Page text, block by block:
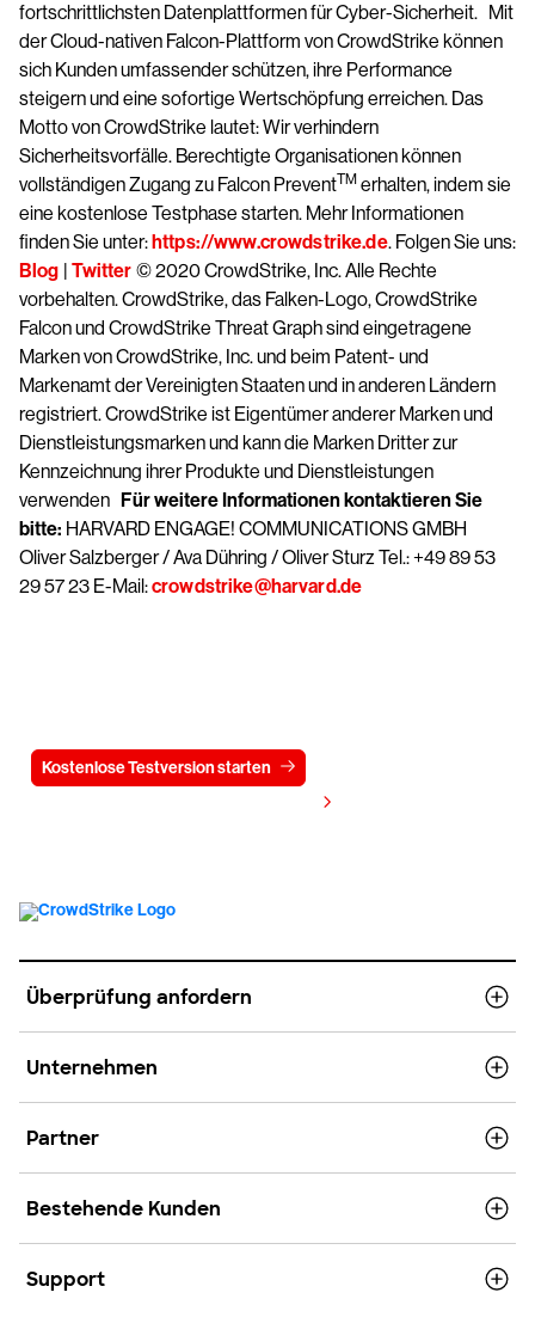
fortschrittlichsten Datenplattformen für Cyber-Sicherheit. Mit
der Cloud-nativen Falcon-Plattform von CrowdStrike können
sich Kunden umfassender schützen, ihre Performance
steigern und eine sofortige Wertschöpfung erreichen. Das
Motto von CrowdStrike lautet: Wir verhindern
Sicherheitsvorfälle. Berechtigte Organisationen können
vollständigen Zugang zu Falcon PreventTM erhalten, indem sie
eine kostenlose Testphase starten. Mehr Informationen
finden Sie unter:https://www.crowdstrike.de. Folgen Sie uns:
Blog | Twitter © 2020 CrowdStrike, Inc. Alle Rechte
vorbehalten. CrowdStrike, das Falken-Logo, CrowdStrike
Falcon und CrowdStrike Threat Graph sind eingetragene
Marken von CrowdStrike, Inc. und beim Patent- und
Markenamt der Vereinigten Staaten und in anderen Ländern
registriert. CrowdStrike ist Eigentümer anderer Marken und
Dienstleistungsmarken und kann die Marken Dritter zur
Kennzeichnung ihrer Produkte und Dienstleistungen
verwenden Für weitere Informationen kontaktieren Sie
bitte: HARVARD ENGAGE! COMMUNICATIONS GMBH
Oliver Salzberger / Ava Dühring / Oliver Sturz Tel.: +49 89 53
29 57 23 E-Mail:crowdstrike@harvard.de
Kostenlose Testversion starten
Überprüfung anfordern
Unternehmen
Partner
Bestehende Kunden
Support